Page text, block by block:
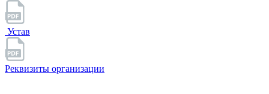
Устав
Реквизиты организации